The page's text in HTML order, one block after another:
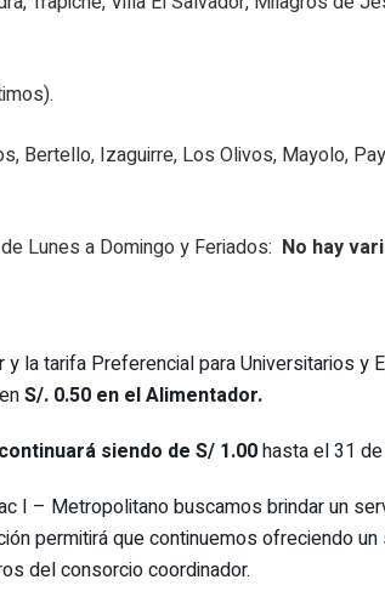
Bertello, Izaguirre, Los Olivos, Mayolo,
Lunes a Domingo y Feriados: No hay
la tarifa Preferencial para Universitarios
S/. 0.50 en el Alimentador.
siendo de S/ 1.00hasta el 31
I – Metropolitano buscamos brindar un
permitirá que continuemos ofreciendo
del consorcio coordinador.